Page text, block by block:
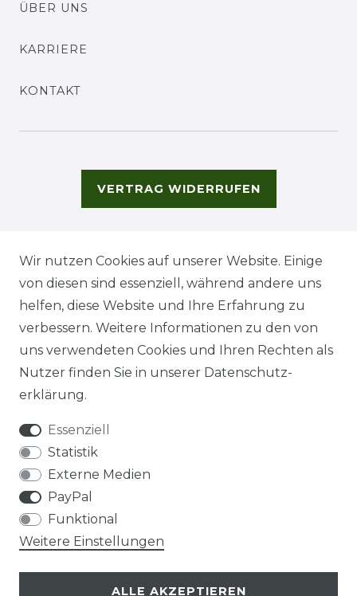
ÜBER UNS
KARRIERE
KONTAKT
VERTRAG WIDERRUFEN
Wir nutzen Cookies auf unserer Website. Einige
von diesen sind essenziell, während andere uns
helfen, diese Website und Ihre Erfahrung zu
verbessern. Weitere Informationen zu den von
uns verwendeten Cookies und Ihren Rechten als
Nutzer finden Sie in unserer Daten­schutz­
erklärung.
Essenziell
Statistik
Externe Medien
PayPal
Funktional
Weitere Einstellungen
ALLE AKZEPTIEREN